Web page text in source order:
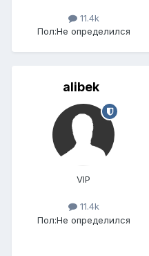
11.4k
Пол:Не определился
alibek
VIP
11.4k
Пол:Не определился